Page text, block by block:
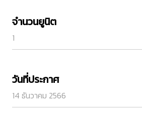
จำนวนยูนิต
1
วันที่ประกาศ
14 ธันวาคม 2566